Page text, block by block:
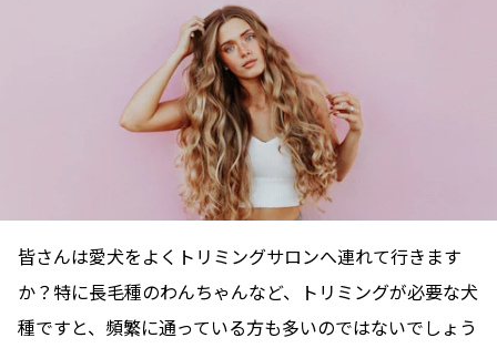
皆さんは愛犬をよくトリミングサロンへ連れて行きます
か？特に長毛種のわんちゃんなど、トリミングが必要な犬
種ですと、頻繁に通っている方も多いのではないでしょう